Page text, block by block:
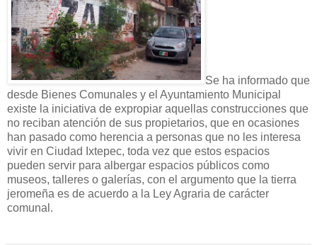
Se ha informado que
desde Bienes Comunales y el Ayuntamiento Municipal
existe la iniciativa de expropiar aquellas construcciones que
no reciban atención de sus propietarios, que en ocasiones
han pasado como herencia a personas que no les interesa
vivir en Ciudad Ixtepec, toda vez que estos espacios
pueden servir para albergar espacios públicos como
museos, talleres o galerías, con el argumento que la tierra
jeromeña es de acuerdo a la Ley Agraria de carácter
comunal.